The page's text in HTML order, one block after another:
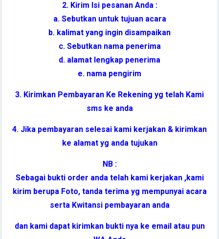
2. Kirim Isi pesanan Anda :
a. Sebutkan untuk tujuan acara
b. kalimat yang ingin disampaikan
c. Sebutkan nama penerima
d. alamat lengkap penerima
e. nama pengirim
3. Kirimkan Pembayaran Ke Rekening yg telah Kami
sms ke anda
4. Jika pembayaran selesai kami kerjakan & kirimkan
ke alamat yg anda tujukan
NB :
Sebagai bukti order anda telah kami kerjakan ,kami
kirim berupa Foto, tanda terima yg mempunyai acara
serta Kwitansi pembayaran anda
dan kami dapat kirimkan bukti nya ke email atau pun